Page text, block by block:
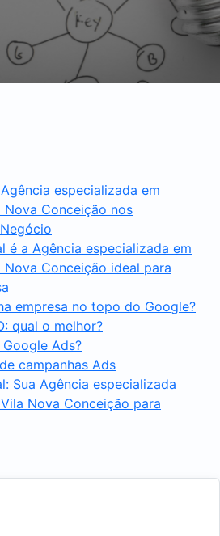
especializada em
Nova Conceição nos
é a Agência especializada em
Nova Conceição ideal para
empresa no topo do Google?
qual o melhor?
Ads?
campanhas Ads
Sua Agência especializada
Nova Conceição para